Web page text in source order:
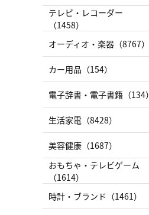
テレビ・レコーダー
（1458）
オーディオ・楽器（8767）
カー用品（154）
電子辞書・電子書籍（134）
生活家電（8428）
美容健康（1687）
おもちゃ・テレビゲーム
（1614）
時計・ブランド（1461）